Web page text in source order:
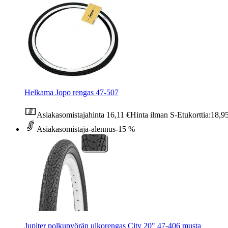
Helkama Jopo rengas 47-507
Asiakasomistajahinta 16,11 €Hinta ilman S-Etukorttia:
Asiakasomistaja-alennus-15 %
Jupiter polkupyörän ulkorengas City 20" 47-406 musta